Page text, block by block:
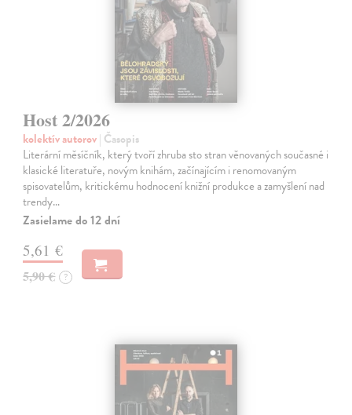
Host 2/2026
kolektív autorov| Časopis
Literární měsíčník, který tvoří zhruba sto stran věnovaných současné i
klasické literatuře, novým knihám, začínajícím i renomovaným
spisovatelům, kritickému hodnocení knižní produkce a zamyšlení nad
trendy…
Zasielame do 12 dní
5,61 €
5,90 € ?